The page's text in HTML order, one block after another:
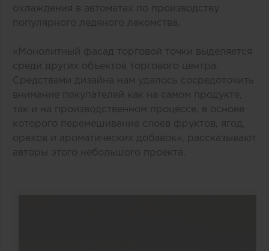
охлаждения в автоматах по производству
популярного ледяного лакомства.
«Монолитный фасад торговой точки выделяется
среди других объектов торгового центра.
Средствами дизайна нам удалось сосредоточить
внимание покупателей как на самом продукте,
так и на производственном процессе, в основе
которого перемешивание слоев фруктов, ягод,
орехов и ароматических добавок», рассказывают
авторы этого небольшого проекта.